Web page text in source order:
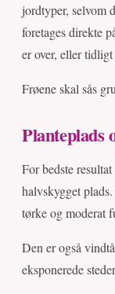
jordtyper, selvom
foretages direkte
er over, eller
Frøene skal sås
Planteplads
For bedste
halvskygget
tørke og moderat
Den er også
eksponerede